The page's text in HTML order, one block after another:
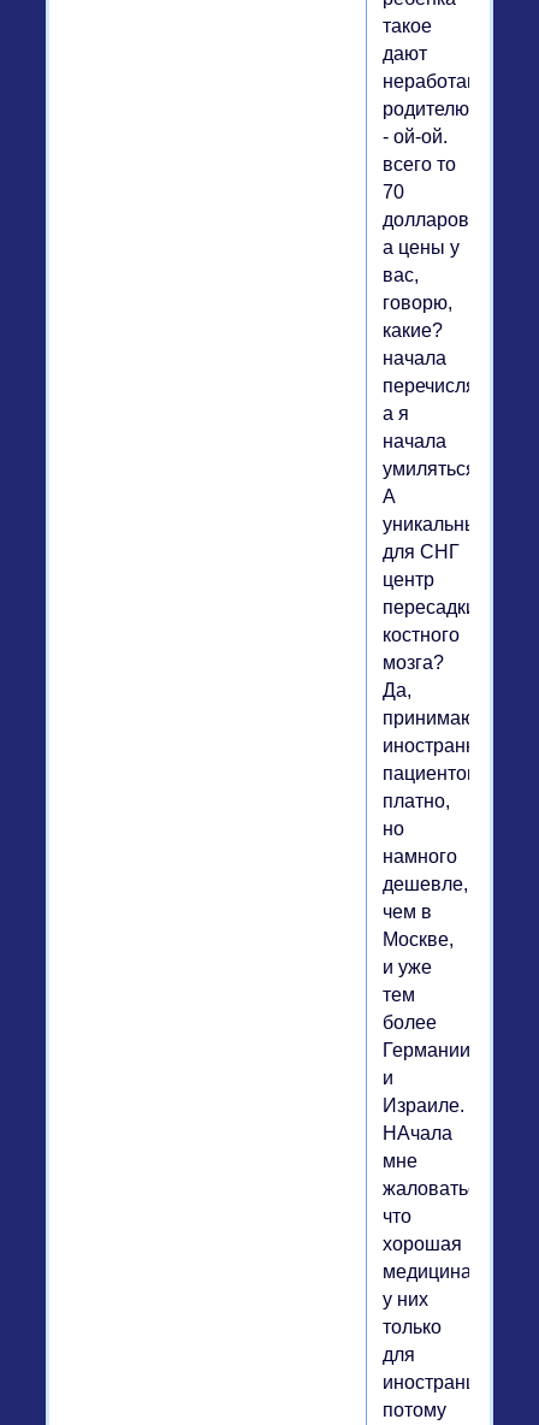
такое
дают
неработающему
родителю).
- ой-ой.
всего то
70
долларов.
а цены у
вас,
говорю,
какие?
начала
перечислять,
а я
начала
умиляться.
А
уникальный
для СНГ
центр
пересадки
костного
мозга?
Да,
принимают
иностранных
пациентов
платно,
но
намного
дешевле,
чем в
Москве,
и уже
тем
более
Германии
и
Израиле.
НАчала
мне
жаловаться,
что
хорошая
медицина
у них
только
для
иностранцев,
потому